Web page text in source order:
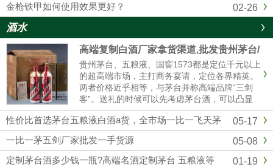
02-26
金枪铁甲如何使用效果更好？
酒水
高端复制白酒厂家拿货渠道,批发贵州茅台/
五粮液/剑南春/国窖1573
贵州茅台、五粮液、国窖1573都是定位千元以上
的超高端市场，主打商务宴请，定位各界精英。
两者价格近乎相等，与茅台并称高端品牌“三剑
客”。送礼的时候可以先考虑茅台酒，可以凸显
我们的诚意；如果资金实力较弱，首选五粮液和
国窖1573，性价比相对较高的。然后联系我们厂
家订购，我们也是一手货源渠道，价格可以说是
市场最低。
05-17
性价比首选茅台五粮液白酒a货，全市场一比一飞天茅
台
05-08
一比一茅五剑厂家批发一手货源
01-19
定制茅台酒多少钱一瓶?高端名酒定制茅台 五粮液等